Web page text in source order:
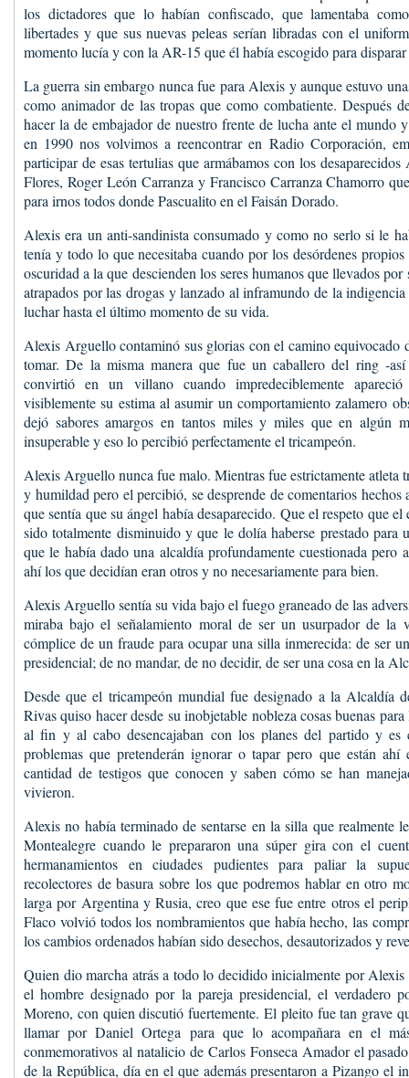
los dictadores que lo habían confiscado, que lamentaba
libertades y que sus nuevas peleas serían libradas con el
momento lucía y con la AR-15 que él había escogido para
La guerra sin embargo nunca fue para Alexis y aunque estuvo
como animador de las tropas que como combatiente. Después
hacer la de embajador de nuestro frente de lucha ante el mundo
en 1990 nos volvimos a reencontrar en Radio Corporación,
participar de esas tertulias que armábamos con los
Flores, Roger León Carranza y Francisco Carranza Chamorro
para irnos todos donde Pascualito en el Faisán Dorado.
Alexis era un anti-sandinista consumado y como no serlo si le
tenía y todo lo que necesitaba cuando por los desórdenes
oscuridad a la que descienden los seres humanos que llevados
atrapados por las drogas y lanzado al inframundo de la
luchar hasta el último momento de su vida.
Alexis Arguello contaminó sus glorias con el camino equivocado
tomar. De la misma manera que fue un caballero del ring -
convirtió en un villano cuando impredeciblemente
visiblemente su estima al asumir un comportamiento zalamero
dejó sabores amargos en tantos miles y miles que en algún
insuperable y eso lo percibió perfectamente el tricampeón.
Alexis Arguello nunca fue malo. Mientras fue estrictamente atleta
y humildad pero el percibió, se desprende de comentarios hechos
que sentía que su ángel había desaparecido. Que el respeto que
sido totalmente disminuido y que le dolía haberse prestado para
que le había dado una alcaldía profundamente cuestionada pero
ahí los que decidían eran otros y no necesariamente para bien.
Alexis Arguello sentía su vida bajo el fuego graneado de las
miraba bajo el señalamiento moral de ser un usurpador de la
cómplice de un fraude para ocupar una silla inmerecida: de ser
presidencial; de no mandar, de no decidir, de ser una cosa en la
Desde que el tricampeón mundial fue designado a la Alcaldía
Rivas quiso hacer desde su inobjetable nobleza cosas buenas
al fin y al cabo desencajaban con los planes del partido y es
problemas que pretenderán ignorar o tapar pero que están
cantidad de testigos que conocen y saben cómo se han
vivieron.
Alexis no había terminado de sentarse en la silla que realmente
Montealegre cuando le prepararon una súper gira con el
hermanamientos en ciudades pudientes para paliar la
recolectores de basura sobre los que podremos hablar en otro
larga por Argentina y Rusia, creo que ese fue entre otros el
Flaco volvió todos los nombramientos que había hecho, las
los cambios ordenados habían sido desechos, desautorizados y
Quien dio marcha atrás a todo lo decidido inicialmente por Alexis
el hombre designado por la pareja presidencial, el verdadero
Moreno, con quien discutió fuertemente. El pleito fue tan grave
llamar por Daniel Ortega para que lo acompañara en el
conmemorativos al natalicio de Carlos Fonseca Amador el
de la República, día en el que además presentaron a Pizango el